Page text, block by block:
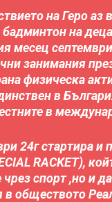
на Геро аз
на
месец
занимания
физическа
в
в
24г стартира и
RACKET),
спорт ,но и
в обществото